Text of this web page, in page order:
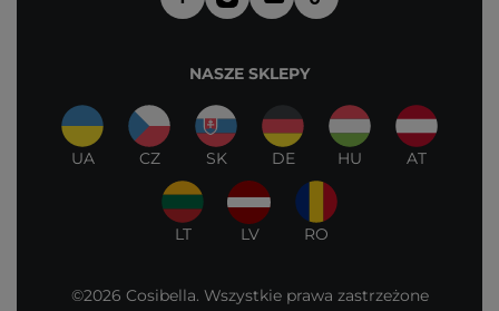
NASZE SKLEPY
UA CZ SK DE HU AT
LT LV RO
©2026 Cosibella. Wszystkie prawa zastrzeżone